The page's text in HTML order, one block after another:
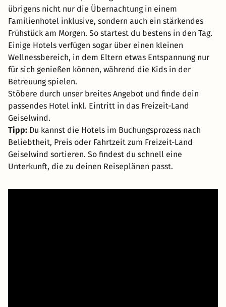
übrigens nicht nur die Übernachtung in einem
Familienhotel inklusive, sondern auch ein stärkendes
Frühstück am Morgen. So startest du bestens in den Tag.
Einige Hotels verfügen sogar über einen kleinen
Wellnessbereich, in dem Eltern etwas Entspannung nur
für sich genießen können, während die Kids in der
Betreuung spielen.
Stöbere durch unser breites Angebot und finde dein
passendes Hotel inkl. Eintritt in das Freizeit-Land
Geiselwind.
Tipp: Du kannst die Hotels im Buchungsprozess nach
Beliebtheit, Preis oder Fahrtzeit zum Freizeit-Land
Geiselwind sortieren. So findest du schnell eine
Unterkunft, die zu deinen Reiseplänen passt.